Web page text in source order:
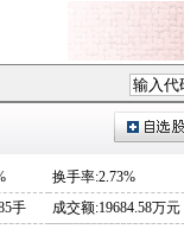
换手率:2.73%
手
成交额:19684.58万元